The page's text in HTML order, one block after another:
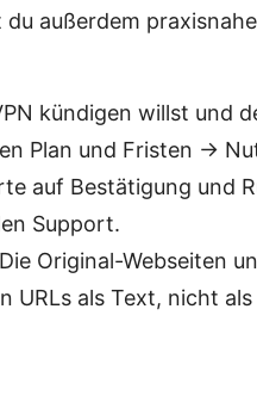
außerdem
kündigen willst und
Plan und Fristen →
auf Bestätigung und
Support.
Original-Webseiten
URLs als Text, nicht